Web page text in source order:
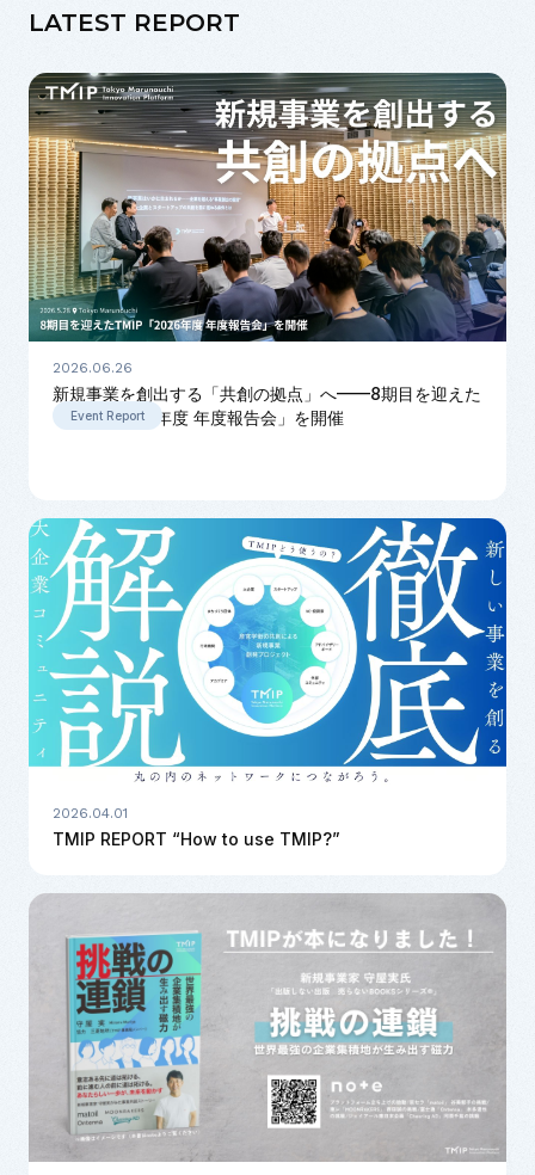
LATEST REPORT
2026.06.26
新規事業を創出する「共創の拠点」へ——8期目を迎えた
TMIP「2026年度 年度報告会」を開催
Event Report
2026.04.01
TMIP REPORT “How to use TMIP?”